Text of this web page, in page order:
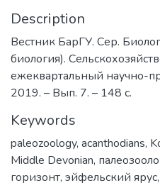
Description
Вестник БарГУ. Сер.
биология).
ежеквартальный научно-
2019. – Вып. 7. – 148 с.
Keywords
paleozoology, acanthodians,
Middle Devonian,
горизонт, эйфельский ярус,